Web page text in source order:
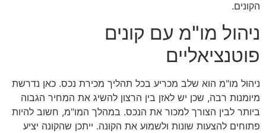
הקונים.
ניהול מו"מ עם קונים
פוטנציאליים
ניהול מו"מ הוא שלב מכריע בכל תהליך מכירת נכס. כאן נדרשת
מיומנות רבה, שכן יש לאזן בין הרצון להשיג את המחיר הגבוה
ביותר לבין הצורך למכור את הנכס. במהלך המו"מ, חשוב להיות
פתוחים להצעות שונות ולשמוע את הקונה. ייתכן שהקונה יציע